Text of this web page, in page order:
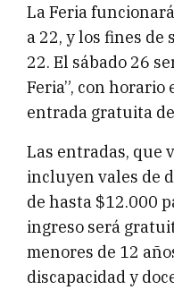
La Feria
a 22, y los fines de
22. El sábado 26
Feria”, con
entrada gratuita
Las entradas, que
incluyen vales de
de hasta $12.000
ingreso será
menores de 12
discapacidad y